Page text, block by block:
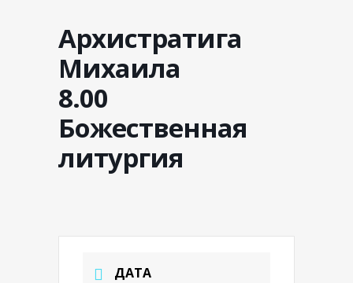
Архистратига
Михаила
8.00
Божественная
литургия
ДАТА